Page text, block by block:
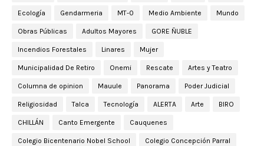
Ecología Gendarmeria MT-0 Medio Ambiente Mundo
Obras Públicas Adultos Mayores GORE ÑUBLE
Incendios Forestales Linares Mujer
Municipalidad De Retiro Onemi Rescate Artes y Teatro
Columna de opinion Mauule Panorama Poder Judicial
Religiosidad Talca Tecnología ALERTA Arte BIRO
CHILLÁN Canto Emergente Cauquenes
Colegio Bicentenario Nobel School Colegio Concepción Parral